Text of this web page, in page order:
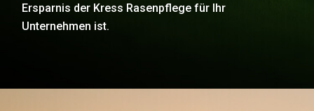
Ersparnis der Kress Rasenpflege für Ihr
Unternehmen ist.